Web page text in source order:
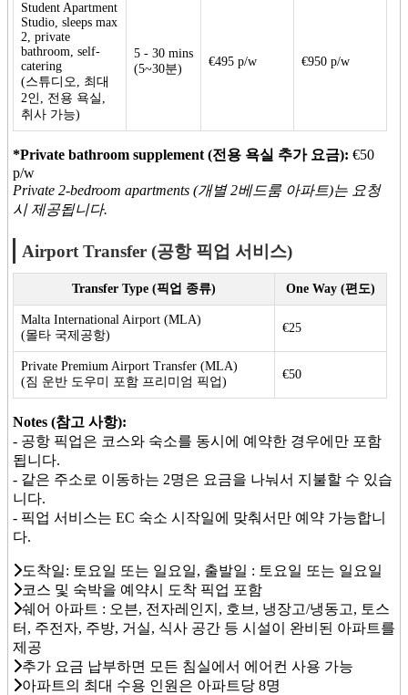
Student Apartment
Studio, sleeps max
2, private
bathroom, self-
catering
(스튜디오, 최대
2인, 전용 욕실,
취사 가능)
5 - 30 mins
(5~30분)
€495 p/w €950 p/w
*Private bathroom supplement (전용 욕실 추가 요금): €50
p/w
Private 2-bedroom apartments (개별 2베드룸 아파트)는 요청
시 제공됩니다.
Airport Transfer (공항 픽업 서비스)
Transfer Type (픽업 종류) One Way (편도)
Malta International Airport (MLA)
(몰타 국제공항)
€25
Private Premium Airport Transfer (MLA)
(짐 운반 도우미 포함 프리미엄 픽업)
€50
Notes (참고 사항):
- 공항 픽업은 코스와 숙소를 동시에 예약한 경우에만 포함
됩니다.
- 같은 주소로 이동하는 2명은 요금을 나눠서 지불할 수 있습
니다.
- 픽업 서비스는 EC 숙소 시작일에 맞춰서만 예약 가능합니
다.
도착일: 토요일 또는 일요일, 출발일 : 토요일 또는 일요일
코스 및 숙박을 예약시 도착 픽업 포함
쉐어 아파트 : 오븐, 전자레인지, 호브, 냉장고/냉동고, 토스
터, 주전자, 주방, 거실, 식사 공간 등 시설이 완비된 아파트를
제공
추가 요금 납부하면 모든 침실에서 에어컨 사용 가능
아파트의 최대 수용 인원은 아파트당 8명